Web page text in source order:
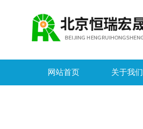
网站首页 关于我们